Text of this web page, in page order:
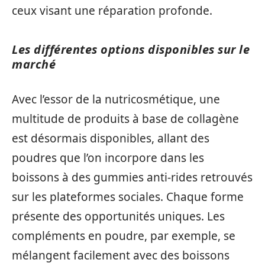
ceux visant une réparation profonde.
Les différentes options disponibles sur le
marché
Avec l’essor de la nutricosmétique, une
multitude de produits à base de collagène
est désormais disponibles, allant des
poudres que l’on incorpore dans les
boissons à des gummies anti-rides retrouvés
sur les plateformes sociales. Chaque forme
présente des opportunités uniques. Les
compléments en poudre, par exemple, se
mélangent facilement avec des boissons